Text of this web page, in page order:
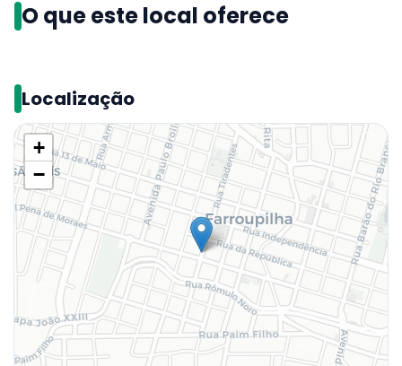
O que este local oferece
Localização
+
−